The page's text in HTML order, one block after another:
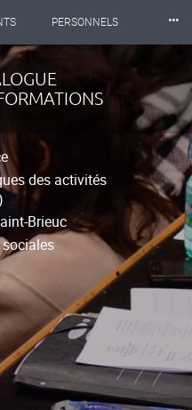
PERSONNELS ⸱⸱⸱
des activités
Brieuc
sociales